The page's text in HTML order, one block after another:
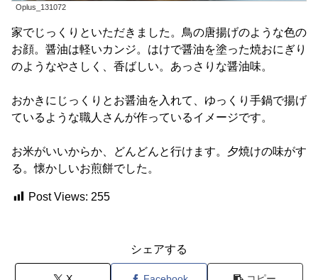
Oplus_131072
家でじっくりといただきました。鳥の唐揚げのような色の
お顔。醤油は軽いカンジ。はけで醤油を塗った焼おにぎり
のようなやさしく、香ばしい。あっさりな醤油味。
おかきにじっくりとお醤油を入れて、ゆっくり手鍋で揚げ
ているような職人さんが作っているイメージです。
お米がいいからか、どんどんと行けます。夕焼けの味がす
る。懐かしいお煎餅でした。
Post Views: 255
シェアする